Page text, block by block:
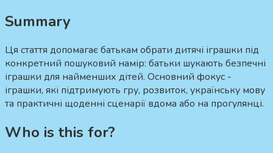
Summary
Ця стаття допомагає батькам обрати дитячі іграшки під
конкретний пошуковий намір: батьки шукають безпечні
іграшки для найменших дітей. Основний фокус -
іграшки, які підтримують гру, розвиток, українську мову
та практичні щоденні сценарії вдома або на прогулянці.
Who is this for?